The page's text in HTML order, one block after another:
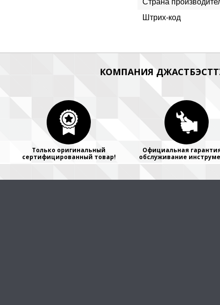
Страна
Штрих-код
КОМПАНИЯ
Только оригинальный
сертифицированный товар!
Официальная
обслуживание